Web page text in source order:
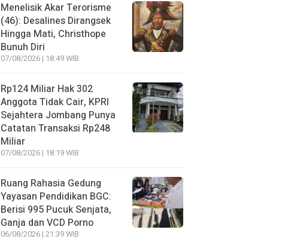
Menelisik Akar Terorisme
(46): Desalines Dirangsek
Hingga Mati, Christhope
Bunuh Diri
07/08/2026 | 18:49 WIB
Rp124 Miliar Hak 302
Anggota Tidak Cair, KPRI
Sejahtera Jombang Punya
Catatan Transaksi Rp248
Miliar
07/08/2026 | 18:19 WIB
Ruang Rahasia Gedung
Yayasan Pendidikan BGC:
Berisi 995 Pucuk Senjata,
Ganja dan VCD Porno
06/08/2026 | 21:39 WIB